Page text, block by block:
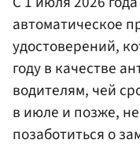
автоматическое
удостоверений,
году в качестве
водителям, чей
в июле и позже,
позаботиться о